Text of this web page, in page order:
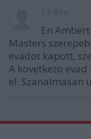
En
Masters
evadot kapott,
A kovetkezo
el. Szanalmasan